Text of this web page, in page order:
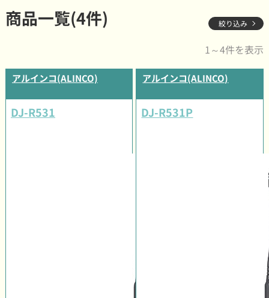
商品一覧(4件) 絞り込み
1～4件を表示
アルインコ(ALINCO)
DJ-R531
アルインコ(ALINCO)
DJ-R531P